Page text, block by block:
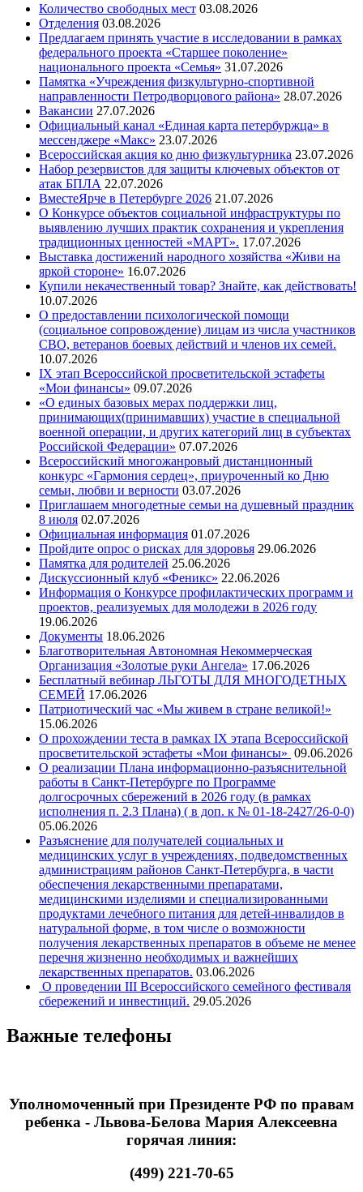
Количество свободных мест 03.08.2026
Отделения 03.08.2026
Предлагаем принять участие в исследовании в рамках
федерального проекта «Старшее поколение»
национального проекта «Семья» 31.07.2026
Памятка «Учреждения физкультурно-спортивной
направленности Петродворцового района» 28.07.2026
Вакансии 27.07.2026
Официальный канал «Единая карта петербуржца» в
мессенджере «Макс» 23.07.2026
Всероссийская акция ко дню физкультурника 23.07.2026
Набор резервистов для защиты ключевых объектов от
атак БПЛА 22.07.2026
ВместеЯрче в Петербурге 2026 21.07.2026
О Конкурсе объектов социальной инфраструктуры по
выявлению лучших практик сохранения и укрепления
традиционных ценностей «МАРТ». 17.07.2026
Выставка достижений народного хозяйства «Живи на
яркой стороне» 16.07.2026
Купили некачественный товар? Знайте, как действовать!
10.07.2026
О предоставлении психологической помощи
(социальное сопровождение) лицам из числа участников
СВО, ветеранов боевых действий и членов их семей.
10.07.2026
IX этап Всероссийской просветительской эстафеты
«Мои финансы» 09.07.2026
«О единых базовых мерах поддержки лиц,
принимающих(принимавших) участие в специальной
военной операции, и других категорий лиц в субъектах
Российской Федерации» 07.07.2026
Всероссийский многожанровый дистанционный
конкурс «Гармония сердец», приуроченный ко Дню
семьи, любви и верности 03.07.2026
Приглашаем многодетные семьи на душевный праздник
8 июля 02.07.2026
Официальная информация 01.07.2026
Пройдите опрос о рисках для здоровья 29.06.2026
Памятка для родителей 25.06.2026
Дискуссионный клуб «Феникс» 22.06.2026
Информация о Конкурсе профилактических программ и
проектов, реализуемых для молодежи в 2026 году
19.06.2026
Документы 18.06.2026
Благотворительная Автономная Некоммерческая
Организация «Золотые руки Ангела» 17.06.2026
Бесплатный вебинар ЛЬГОТЫ ДЛЯ МНОГОДЕТНЫХ
СЕМЕЙ 17.06.2026
Патриотический час «Мы живем в стране великой!»
15.06.2026
О прохождении теста в рамках IX этапа Всероссийской
просветительской эстафеты «Мои финансы» 09.06.2026
О реализации Плана информационно-разъяснительной
работы в Санкт-Петербурге по Программе
долгосрочных сбережений в 2026 году (в рамках
исполнения п. 2.3 Плана) ( в доп. к № 01-18-2427/26-0-0)
05.06.2026
Разъяснение для получателей социальных и
медицинских услуг в учреждениях, подведомственных
администрациям районов Санкт-Петербурга, в части
обеспечения лекарственными препаратами,
медицинскими изделиями и специализированными
продуктами лечебного питания для детей-инвалидов в
натуральной форме, в том числе о возможности
получения лекарственных препаратов в объеме не менее
перечня жизненно необходимых и важнейших
лекарственных препаратов. 03.06.2026
О проведении III Всероссийского семейного фестиваля
сбережений и инвестиций. 29.05.2026
Важные телефоны
Уполномоченный при Президенте РФ по правам
ребенка - Львова-Белова Мария Алексеевна
горячая линия:
(499) 221-70-65